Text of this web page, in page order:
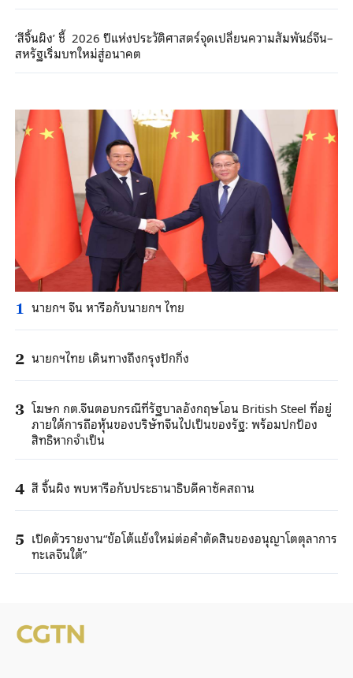
‘สีจิ้นผิง’ ชี้ 2026 ปีแห่งประวัติศาสตร์จุดเปลี่ยนความสัมพันธ์จีน–
สหรัฐเริ่มบทใหม่สู่อนาคต
1 นายกฯ จีน หารือกับนายกฯ ไทย
2 นายกฯไทย เดินทางถึงกรุงปักกิ่ง
3 โฆษก กต.จีนตอบกรณีที่รัฐบาลอังกฤษโอน British Steel ที่อยู่
ภายใต้การถือหุ้นของบริษัทจีนไปเป็นของรัฐ: พร้อมปกป้อง
สิทธิหากจำเป็น
4 สี จิ้นผิง พบหารือกับประธานาธิบดีคาซัคสถาน
5 เปิดตัวรายงาน“ข้อโต้แย้งใหม่ต่อคำตัดสินของอนุญาโตตุลาการ
ทะเลจีนใต้”